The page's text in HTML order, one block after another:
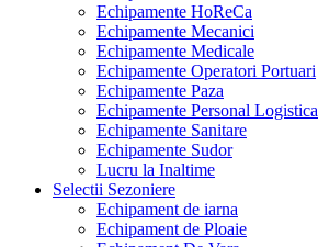
Echipamente HoReCa
Echipamente Mecanici
Echipamente Medicale
Echipamente Operatori Portuari
Echipamente Paza
Echipamente Personal Logistica
Echipamente Sanitare
Echipamente Sudor
Lucru la Inaltime
Selectii Sezoniere
Echipament de iarna
Echipament de Ploaie